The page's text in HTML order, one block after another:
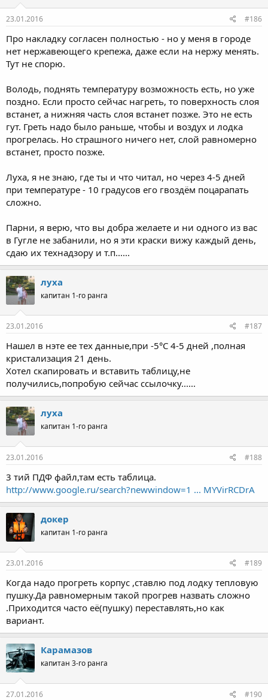
23.01.2016 #186
Про накладку согласен полностью - но у меня в городе
нет нержавеющего крепежа, даже если на нержу менять.
Тут не спорю.
Володь, поднять температуру возможность есть, но уже
поздно. Если просто сейчас нагреть, то поверхность слоя
встанет, а нижняя часть слоя встанет позже. Это не есть
гут. Греть надо было раньше, чтобы и воздух и лодка
прогрелась. Но страшного ничего нет, слой равномерно
встанет, просто позже.
Луха, я не знаю, где ты и что читал, но через 4-5 дней
при температуре - 10 градусов его гвоздём поцарапать
сложно.
Парни, я верю, что вы добра желаете и ни одного из вас
в Гугле не забанили, но я эти краски вижу каждый день,
сдаю их технадзору и т.п......
луха
капитан 1-го ранга
23.01.2016 #187
Нашел в нэте ее тех данные,при -5°С 4-5 дней ,полная
кристализация 21 день.
Хотел скапировать и вставить таблицу,не
получились,попробую сейчас ссылочку......
луха
капитан 1-го ранга
23.01.2016 #188
3 тий ПДФ файл,там есть таблица.
http://www.google.ru/search?newwindow=1 ... MYVirRCDrA
докер
капитан 1-го ранга
23.01.2016 #189
Когда надо прогреть корпус ,ставлю под лодку тепловую
пушку.Да равномерным такой прогрев назвать сложно
.Приходится часто её(пушку) переставлять,но как
вариант.
Карамазов
капитан 3-го ранга
27.01.2016 #190